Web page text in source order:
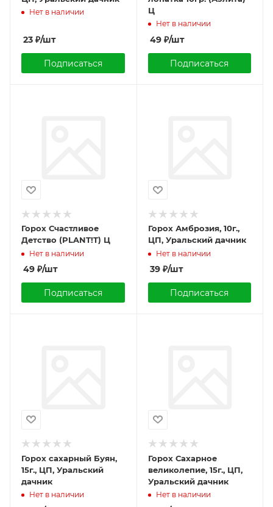
Нет в наличии
23 ₽/шт
Подписаться
Ц
Нет в наличии
49₽/шт
Подписаться
Горох Счастливое
Детство (PLANT!T) Ц
Нет в наличии
49 ₽/шт
Подписаться
Горох Амброзия, 10г.,
ЦП, Уральский дачник
Нет в наличии
39₽/шт
Подписаться
Горох сахарный Буян,
15г., ЦП, Уральский
дачник
Нет в наличии
Горох Сахарное
великолепие, 15г., ЦП,
Уральский дачник
Нет в наличии